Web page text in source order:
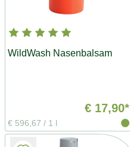
WildWash Nasenbalsam
€ 17,90*
€ 596,67 / 1 l